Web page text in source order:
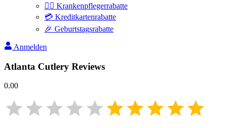
👩‍⚕️ Krankenpflegerrabatte
💳 Kreditkartenrabatte
🎉 Geburtstagsrabatte
Anmelden
Atlanta Cutlery Reviews
0.00